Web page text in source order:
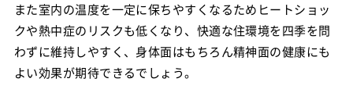
また室内の温度を一定に保ちやすくなるためヒートショッ
クや熱中症のリスクも低くなり、快適な住環境を四季を問
わずに維持しやすく、身体面はもちろん精神面の健康にも
よい効果が期待できるでしょう。